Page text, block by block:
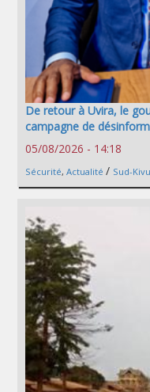
De retour à Uvira, le
campagne de
05/08/2026 - 14:18
Sécurité, Actualité / Sud-Kivu